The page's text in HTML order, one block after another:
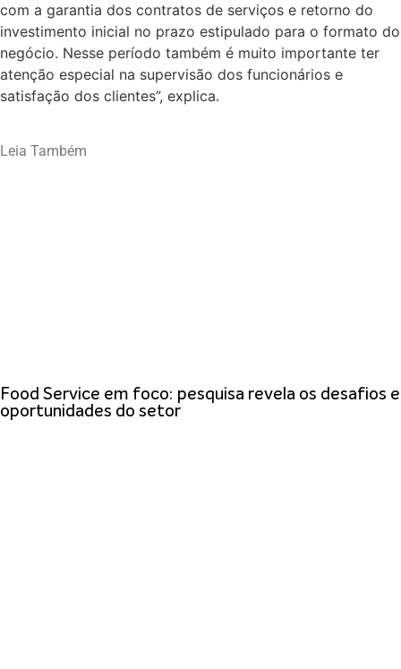
com a garantia dos contratos de serviços e retorno do
investimento inicial no prazo estipulado para o formato do
negócio. Nesse período também é muito importante ter
atenção especial na supervisão dos funcionários e
satisfação dos clientes”, explica.
Leia Também
Food Service em foco: pesquisa revela os desafios e
oportunidades do setor